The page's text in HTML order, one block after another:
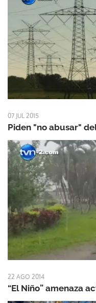
07 JUL 2015
Piden "no abusar"
22 AGO 2014
“El Niño” amenaza